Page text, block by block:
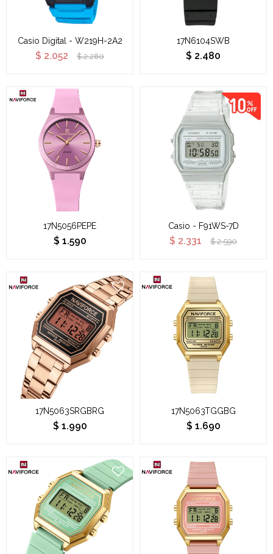
Casio Digital - W219H-2A2
$ 2.052 $ 2.280
17N6104SWB
$ 2.480
17N5056PEPE
$ 1.590
Casio - F91WS-7D
$ 2.331 $ 2.590
17N5063SRGBRG
$ 1.990
17N5063TGGBG
$ 1.690